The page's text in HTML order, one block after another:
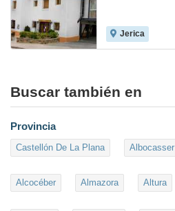
Jerica
Buscar también en
Provincia
Castellón De La Plana Albocasser
Alcocéber Almazora Altura